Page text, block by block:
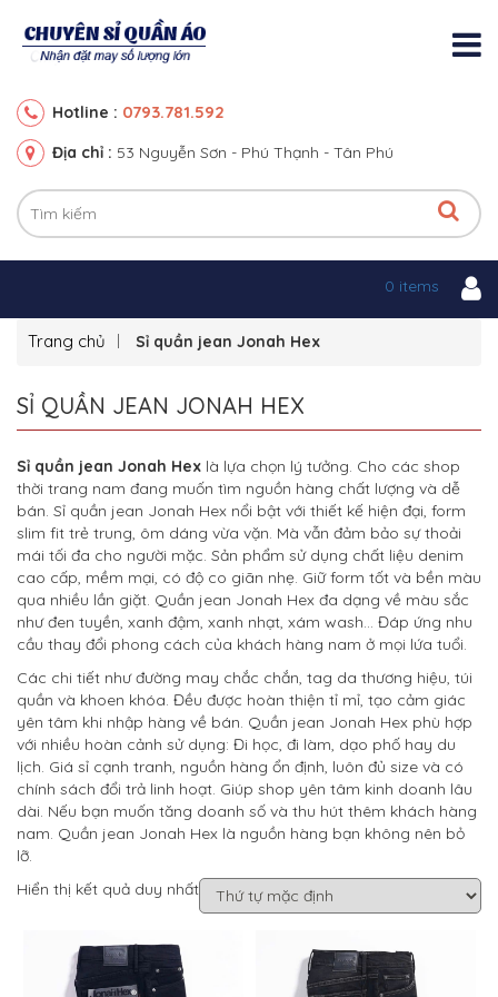
Hotline : 0793.781.592
Địa chỉ : 53 Nguyễn Sơn - Phú Thạnh - Tân Phú
0 items
Trang chủ Sỉ quần jean Jonah Hex
SỈ QUẦN JEAN JONAH HEX
Sỉ quần jean Jonah Hex là lựa chọn lý tưởng. Cho các shop
thời trang nam đang muốn tìm nguồn hàng chất lượng và dễ
bán. Sỉ quần jean Jonah Hex nổi bật với thiết kế hiện đại, form
slim fit trẻ trung, ôm dáng vừa vặn. Mà vẫn đảm bảo sự thoải
mái tối đa cho người mặc. Sản phẩm sử dụng chất liệu denim
cao cấp, mềm mại, có độ co giãn nhẹ. Giữ form tốt và bền màu
qua nhiều lần giặt. Quần jean Jonah Hex đa dạng về màu sắc
như đen tuyền, xanh đậm, xanh nhạt, xám wash… Đáp ứng nhu
cầu thay đổi phong cách của khách hàng nam ở mọi lứa tuổi.
Các chi tiết như đường may chắc chắn, tag da thương hiệu, túi
quần và khoen khóa. Đều được hoàn thiện tỉ mỉ, tạo cảm giác
yên tâm khi nhập hàng về bán. Quần jean Jonah Hex phù hợp
với nhiều hoàn cảnh sử dụng: Đi học, đi làm, dạo phố hay du
lịch. Giá sỉ cạnh tranh, nguồn hàng ổn định, luôn đủ size và có
chính sách đổi trả linh hoạt. Giúp shop yên tâm kinh doanh lâu
dài. Nếu bạn muốn tăng doanh số và thu hút thêm khách hàng
nam. Quần jean Jonah Hex là nguồn hàng bạn không nên bỏ
lỡ.
Hiển thị kết quả duy nhất